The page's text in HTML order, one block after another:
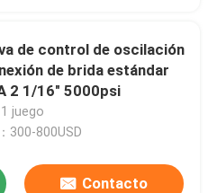
de control de oscilación
de brida estándar
2 1/16" 5000psi
juego
300-800USD
Contacto